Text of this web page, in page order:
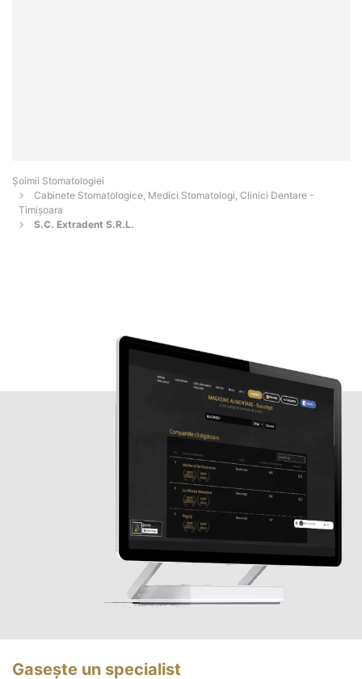
Șoimii Stomatologiei
Cabinete Stomatologice, Medici Stomatologi, Clinici Dentare -
Timişoara
S.C. Extradent S.R.L.
Gasește un specialist